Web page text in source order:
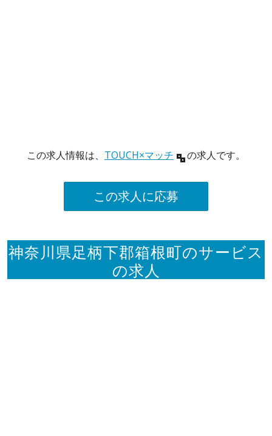
この求人情報は、 TOUCH×マッチ の求人です。
この求人に応募
神奈川県足柄下郡箱根町のサービス
の求人